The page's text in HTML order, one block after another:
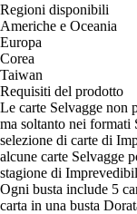
Regioni disponibili
Americhe e Oceania
Europa
Corea
Taiwan
Requisiti del prodotto
Le carte Selvagge non
ma soltanto nei formati
selezione di carte di
alcune carte Selvagge
stagione di
Ogni busta include 5
carta in una busta